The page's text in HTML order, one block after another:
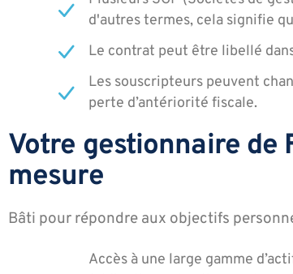
d'autres termes, cela signifie
Le contrat peut être libellé
Les souscripteurs peuvent
perte d’antériorité fiscale.
Votre gestionnaire de
mesure
Bâti pour répondre aux objectifs
Accès à une large gamme